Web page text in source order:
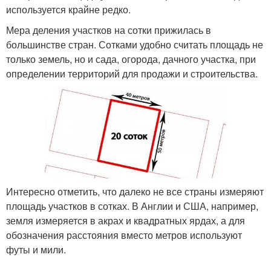
используется крайне редко.
Мера деления участков на сотки прижилась в
большинстве стран. Сотками удобно считать площадь не
только земель, но и сада, огорода, дачного участка, при
определении территорий для продажи и строительства.
Интересно отметить, что далеко не все страны измеряют
площадь участков в сотках. В Англии и США, например,
земля измеряется в акрах и квадратных ярдах, а для
обозначения расстояния вместо метров используют
футы и мили.